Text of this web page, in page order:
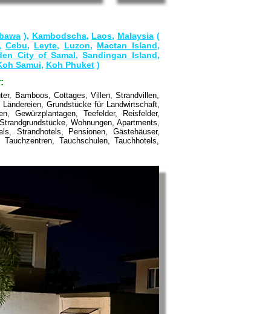
), Kambodscha, Laos, Malaysia(
Cebu, Leyte, Luzon, Mactan Island,
City of Samal,Sandingan Island,
Samui, Koh Phuket)
Bamboos, Cottages, Villen, Strandvillen,
Grundstücke für Landwirtschaft,
Gewürzplantagen, Teefelder, Reisfelder,
Wohnungen, Apartments,
Strandhotels, Pensionen, Gästehäuser,
Tauchschulen, Tauchhotels,